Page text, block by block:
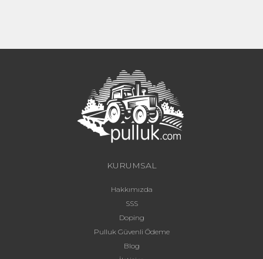
KURUMSAL
Hakkımızda
SSS
Doping
Pulluk Güvenli Ödeme
Blog